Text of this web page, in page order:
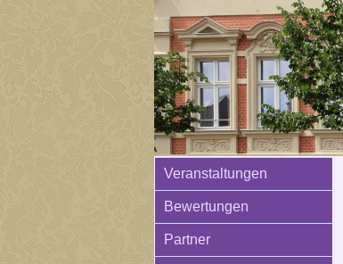
Veranstaltungen
Bewertungen
Partner